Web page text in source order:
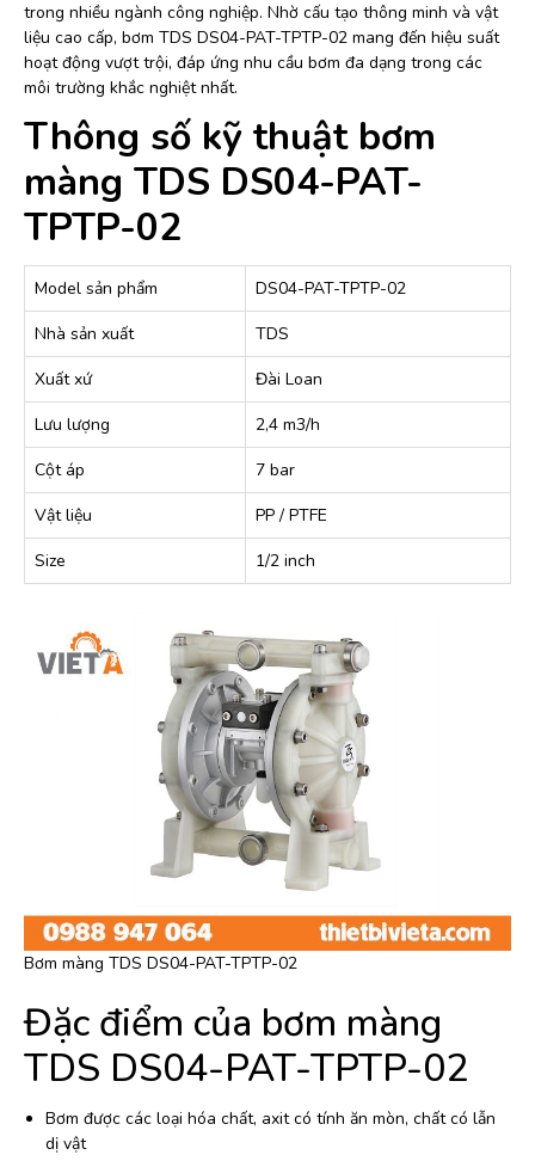
trong nhiều ngành công nghiệp. Nhờ cấu tạo thông minh và vật
liệu cao cấp, bơm TDS DS04-PAT-TPTP-02 mang đến hiệu suất
hoạt động vượt trội, đáp ứng nhu cầu bơm đa dạng trong các
môi trường khắc nghiệt nhất.
Thông số kỹ thuật bơm
màng TDS DS04-PAT-
TPTP-02
Model sản phẩm
DS04-PAT-TPTP-02
Nhà sản xuất
TDS
Xuất xứ
Đài Loan
Lưu lượng
2,4 m3/h
Cột áp
7 bar
Vật liệu
PP / PTFE
Size
1/2 inch
Bơm màng TDS DS04-PAT-TPTP-02
Đặc điểm của bơm màng
TDS DS04-PAT-TPTP-02
Bơm được các loại hóa chất, axit có tính ăn mòn, chất có lẫn
dị vật